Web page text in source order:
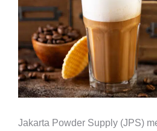
Jakarta Powder Supply (JPS)